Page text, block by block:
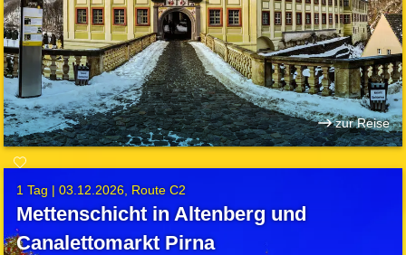
zur Reise
1 Tag |03.12.2026 Route C2
Mettenschicht in Altenberg und
Canalettomarkt Pirna